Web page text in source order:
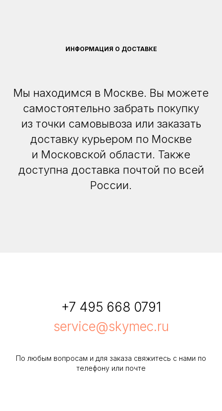
ИНФОРМАЦИЯ О ДОСТАВКЕ
Мы находимся в Москве. Вы можете
самостоятельно забрать покупку
из точки самовывоза или заказать
доставку курьером по Москве
и Московской области. Также
доступна доставка почтой по всей
России.
+7 495 668 0791
service@skymec.ru
По любым вопросам и для заказа свяжитесь с нами по
телефону или почте